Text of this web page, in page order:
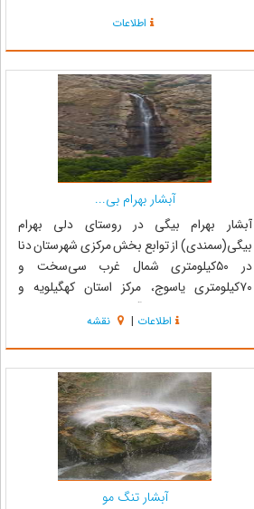
فلک کشیده دنا محدود می‌شود. دهستان کاکان از
سطح دریا در حدود ۱۹۲۰ متر...
اطلاعات
آبشار بهرام بی...
آبشار بهرام بیگی در روستای دلی بهرام
بیگی(سمندی) از توابع بخش مرکزی شهرستان دنا
در ۵۰کیلومتری شمال غرب سی‌سخت و
۷۰کیلومتری یاسوج، مرکز استان کهگیلویه و
بویراحمد قرار دارد . این آبشار از ارتفاعات با ارتفاعی
حدود 35 متر با آب بسیار خنک و گوارا به سمت
دره‌های پر پیچ و خم که پوشیده از درخت...
اطلاعات | نقشه
آبشار تنگ مو